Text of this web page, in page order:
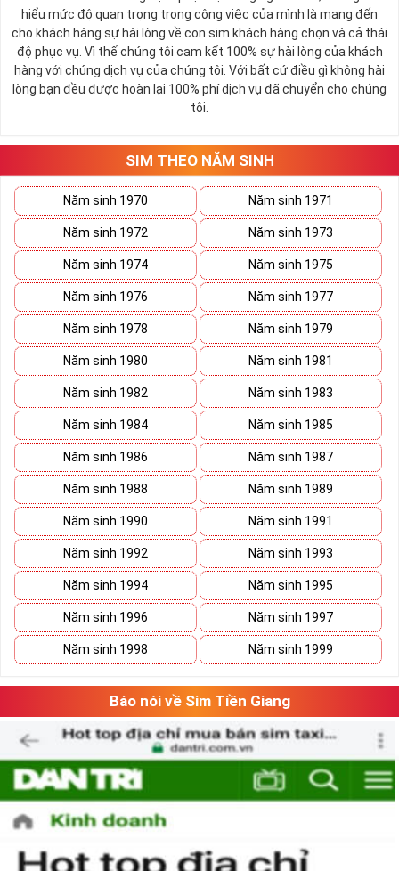
hiểu mức độ quan trọng trong công việc của mình là mang đến
cho khách hàng sự hài lòng về con sim khách hàng chọn và cả thái
độ phục vụ. Vì thế chúng tôi cam kết 100% sự hài lòng của khách
hàng với chúng dịch vụ của chúng tôi. Với bất cứ điều gì không hài
lòng bạn đều được hoàn lại 100% phí dịch vụ đã chuyển cho chúng
tôi.
SIM THEO NĂM SINH
Năm sinh 1970 Năm sinh 1971
Năm sinh 1972 Năm sinh 1973
Năm sinh 1974 Năm sinh 1975
Năm sinh 1976 Năm sinh 1977
Năm sinh 1978 Năm sinh 1979
Năm sinh 1980 Năm sinh 1981
Năm sinh 1982 Năm sinh 1983
Năm sinh 1984 Năm sinh 1985
Năm sinh 1986 Năm sinh 1987
Năm sinh 1988 Năm sinh 1989
Năm sinh 1990 Năm sinh 1991
Năm sinh 1992 Năm sinh 1993
Năm sinh 1994 Năm sinh 1995
Năm sinh 1996 Năm sinh 1997
Năm sinh 1998 Năm sinh 1999
Báo nói về Sim Tiền Giang